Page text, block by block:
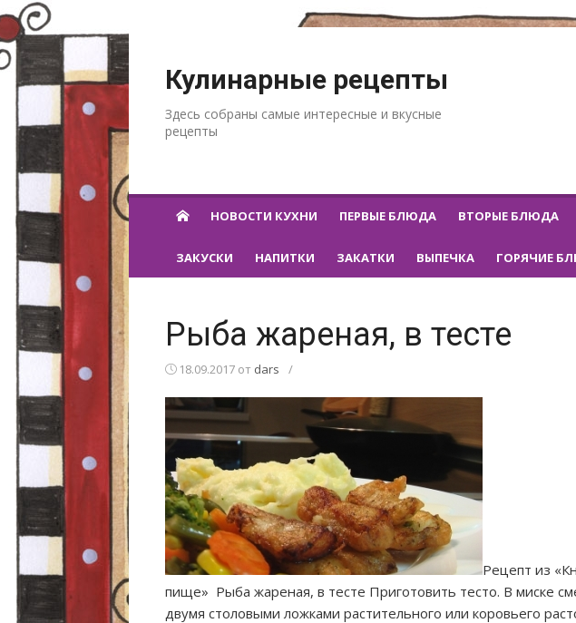
Кулинарные рецепты
Здесь собраны самые интересные и вкусные
рецепты
НОВОСТИ КУХНИ ПЕРВЫЕ БЛЮДА ВТОРЫЕ БЛЮДА
ЗАКУСКИ НАПИТКИ ЗАКАТКИ ВЫПЕЧКА ГОРЯЧИЕ
Рыба жареная, в тесте
18.09.2017 от dars /
Рецепт из
пище» Рыба жареная, в тесте Приготовить тесто. В миске
двумя столовыми ложками растительного или коровьего